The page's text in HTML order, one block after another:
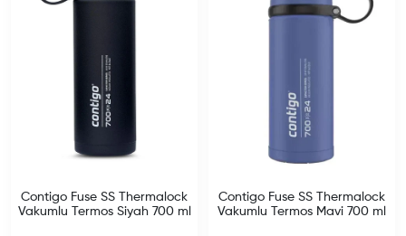
Contigo Fuse SS Thermalock
Vakumlu Termos Siyah 700 ml
Contigo Fuse SS Thermalock
Vakumlu Termos Mavi 700 ml